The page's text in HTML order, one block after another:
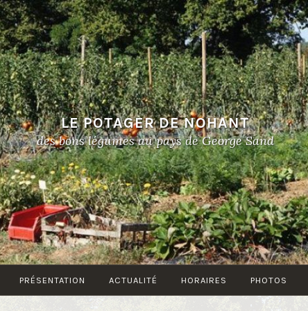
LE POTAGER DE NOHANT
des bons légumes au pays de George Sand
PRÉSENTATION ACTUALITÉ HORAIRES PHOTOS